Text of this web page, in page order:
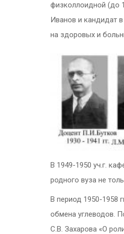
физколлоидной (до
Иванов и кандидат
на здоровых и
В 1949-1950 уч.г.
родного вуза не
В период 1950-1958
обмена углеводов.
С.В. Захарова «О